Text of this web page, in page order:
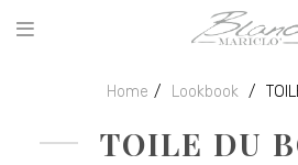
Home Lookbook
TOILE DU